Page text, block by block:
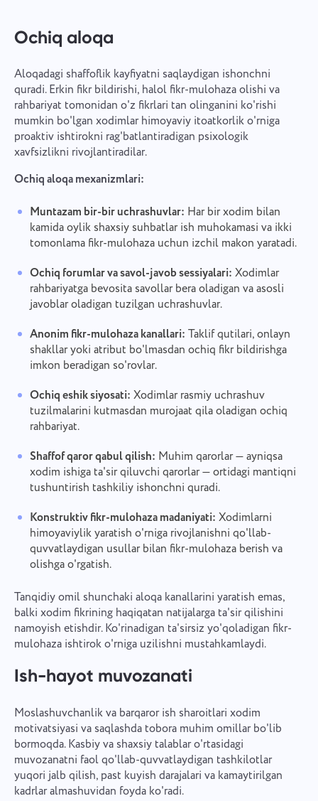
Ochiq aloqa
Aloqadagi shaffoflik kayfiyatni saqlaydigan ishonchni
quradi. Erkin fikr bildirishi, halol fikr-mulohaza olishi va
rahbariyat tomonidan o'z fikrlari tan olinganini ko'rishi
mumkin bo'lgan xodimlar himoyaviy itoatkorlik o'rniga
proaktiv ishtirokni rag'batlantiradigan psixologik
xavfsizlikni rivojlantiradilar.
Ochiq aloqa mexanizmlari:
Muntazam bir-bir uchrashuvlar: Har bir xodim bilan
kamida oylik shaxsiy suhbatlar ish muhokamasi va ikki
tomonlama fikr-mulohaza uchun izchil makon yaratadi.
Ochiq forumlar va savol-javob sessiyalari: Xodimlar
rahbariyatga bevosita savollar bera oladigan va asosli
javoblar oladigan tuzilgan uchrashuvlar.
Anonim fikr-mulohaza kanallari: Taklif qutilari, onlayn
shakllar yoki atribut bo'lmasdan ochiq fikr bildirishga
imkon beradigan so'rovlar.
Ochiq eshik siyosati: Xodimlar rasmiy uchrashuv
tuzilmalarini kutmasdan murojaat qila oladigan ochiq
rahbariyat.
Shaffof qaror qabul qilish: Muhim qarorlar — ayniqsa
xodim ishiga ta'sir qiluvchi qarorlar — ortidagi mantiqni
tushuntirish tashkiliy ishonchni quradi.
Konstruktiv fikr-mulohaza madaniyati: Xodimlarni
himoyaviylik yaratish o'rniga rivojlanishni qo'llab-
quvvatlaydigan usullar bilan fikr-mulohaza berish va
olishga o'rgatish.
Tanqidiy omil shunchaki aloqa kanallarini yaratish emas,
balki xodim fikrining haqiqatan natijalarga ta'sir qilishini
namoyish etishdir. Ko'rinadigan ta'sirsiz yo'qoladigan fikr-
mulohaza ishtirok o'rniga uzilishni mustahkamlaydi.
Ish-hayot muvozanati
Moslashuvchanlik va barqaror ish sharoitlari xodim
motivatsiyasi va saqlashda tobora muhim omillar bo'lib
bormoqda. Kasbiy va shaxsiy talablar o'rtasidagi
muvozanatni faol qo'llab-quvvatlaydigan tashkilotlar
yuqori jalb qilish, past kuyish darajalari va kamaytirilgan
kadrlar almashuvidan foyda ko'radi.